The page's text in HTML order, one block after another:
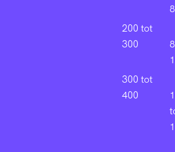
200 tot
300
300 tot
400